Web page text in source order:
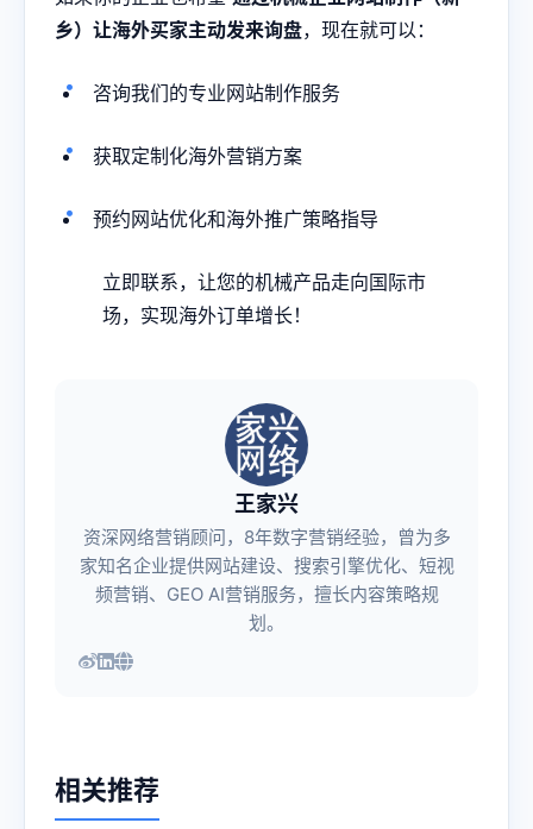
乡）让海外买家主动发来询盘，现在就可以：
咨询我们的专业网站制作服务
获取定制化海外营销方案
预约网站优化和海外推广策略指导
立即联系，让您的机械产品走向国际市
场，实现海外订单增长！
王家兴
资深网络营销顾问，8年数字营销经验，曾为多
家知名企业提供网站建设、搜索引擎优化、短视
频营销、GEO AI营销服务，擅长内容策略规
划。
相关推荐